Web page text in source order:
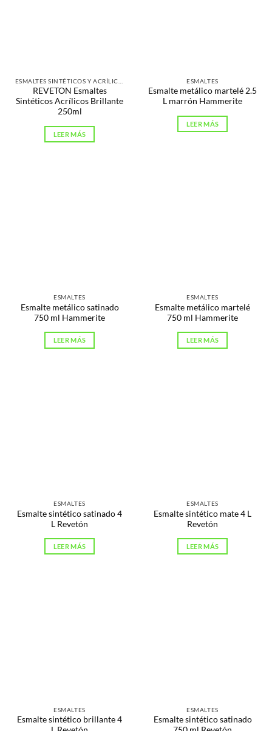
REVETON Esmaltes
Sintéticos Acrílicos Brillante
250ml
LEER MÁS
ESMALTES
Esmalte metálico martelé 2.5
L marrón Hammerite
LEER MÁS
ESMALTES
Esmalte metálico satinado
750 ml Hammerite
LEER MÁS
ESMALTES
Esmalte metálico martelé
750 ml Hammerite
LEER MÁS
ESMALTES
Esmalte sintético satinado 4
L Revetón
LEER MÁS
ESMALTES
Esmalte sintético mate 4 L
Revetón
LEER MÁS
ESMALTES
Esmalte sintético brillante 4
ESMALTES
Esmalte sintético satinado